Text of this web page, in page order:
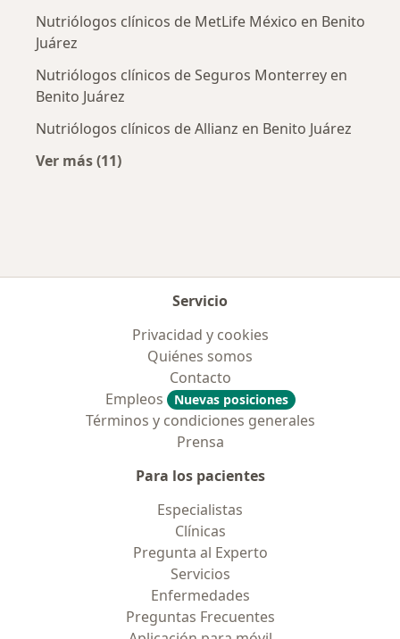
Nutriólogos clínicos de MetLife México en Benito
Juárez
Nutriólogos clínicos de Seguros Monterrey en
Benito Juárez
Nutriólogos clínicos de Allianz en Benito Juárez
Ver más (11)
Servicio
Privacidad y cookies
Quiénes somos
Contacto
Empleos
Nuevas posiciones
Términos y condiciones generales
Prensa
Para los pacientes
Especialistas
Clínicas
Pregunta al Experto
Servicios
Enfermedades
Preguntas Frecuentes